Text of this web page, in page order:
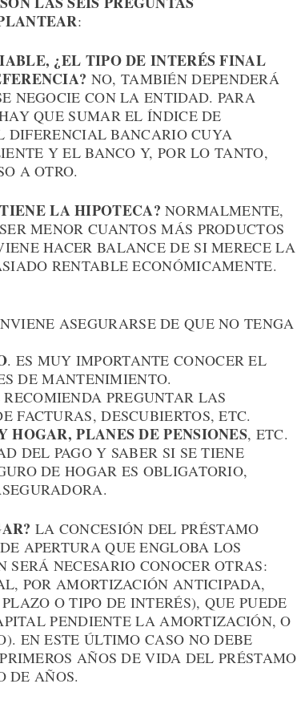
:
¿EL TIPO DE INTERÉS FINAL
NO, TAMBIÉN DEPENDERÁ
NEGOCIE CON LA ENTIDAD. PARA
QUE SUMAR EL ÍNDICE DE
DIFERENCIAL BANCARIO CUYA
Y EL BANCO Y, POR LO TANTO,
A OTRO.
LA HIPOTECA? NORMALMENTE,
MENOR CUANTOS MÁS PRODUCTOS
HACER BALANCE DE SI MERECE LA
RENTABLE ECONÓMICAMENTE.
ASEGURARSE DE QUE NO TENGA
. ES MUY IMPORTANTE CONOCER EL
DE MANTENIMIENTO.
RECOMIENDA PREGUNTAR LAS
FACTURAS, DESCUBIERTOS, ETC.
HOGAR, PLANES DE PENSIONES, ETC.
DEL PAGO Y SABER SI SE TIENE
DE HOGAR ES OBLIGATORIO,
LA CONCESIÓN DEL PRÉSTAMO
APERTURA QUE ENGLOBA LOS
NECESARIO CONOCER OTRAS:
POR AMORTIZACIÓN ANTICIPADA,
O TIPO DE INTERÉS), QUE PUEDE
PENDIENTE LA AMORTIZACIÓN, O
EN ESTE ÚLTIMO CASO NO DEBE
AÑOS DE VIDA DEL PRÉSTAMO
DE AÑOS.